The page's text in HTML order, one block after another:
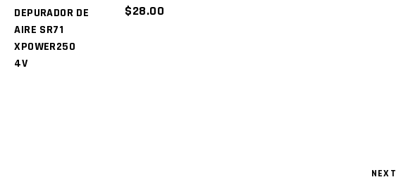
DEPURADOR DE
AIRE SR71
XPOWER250
4V
$28.00